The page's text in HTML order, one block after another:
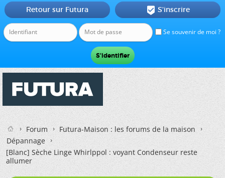
Se souvenir de moi ?
Retour sur Futura  S'inscrire
Forum
Futura-Maison : les forums de la maison
Dépannage
[Blanc]Sèche Linge Whirlppol : voyant Condenseur reste
allumer